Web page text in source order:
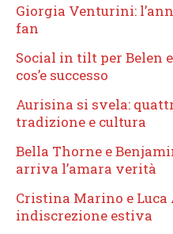
Giorgia Venturini:
fan
Social in tilt per Belen
cos’e successo
Aurisina si svela:
tradizione e cultura
Bella Thorne e
arriva l’amara verità
Cristina Marino e Luca
indiscrezione estiva